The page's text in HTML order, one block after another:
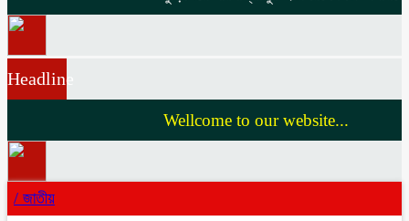
Headline
Wellcome to our website...
/ জাতীয়